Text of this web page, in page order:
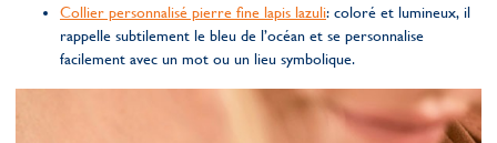
Collier personnalisé pierre fine lapis lazuli: coloré et lumineux, il
rappelle subtilement le bleu de l’océan et se personnalise
facilement avec un mot ou un lieu symbolique.